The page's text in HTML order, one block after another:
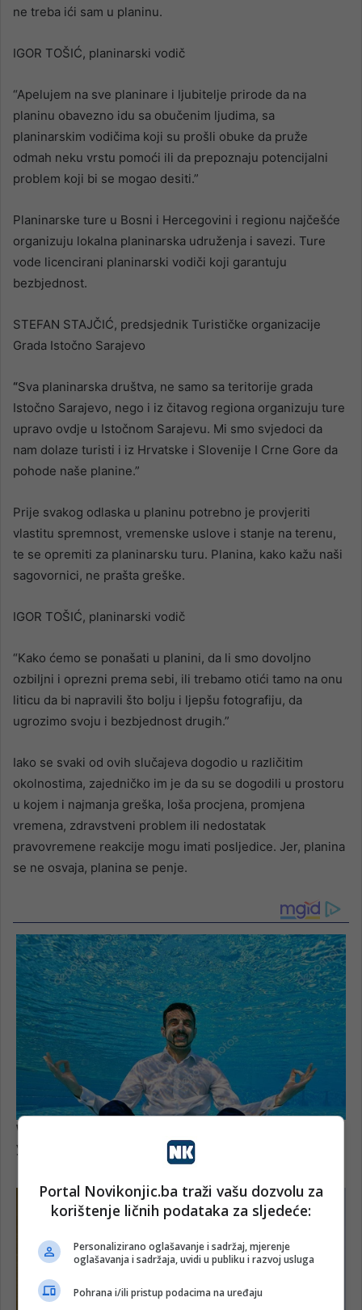
ne treba ići sam u planinu.
IGOR TOŠIĆ, planinarski vodič
“Apelujem na sve planinare i ljubitelje prirode da na
planinu obavezno idu sa obučenim ljudima, sa
planinarskim vodičima koji su prošli obuke da pruže
odmah neku vrstu pomoći ili da prepoznaju potencijalni
problem koji bi se mogao desiti.”
Planinarske ture u Bosni i Hercegovini i regionu najčešće
organizuju lokalna planinarska udruženja i savezi. Ture
vode licencirani planinarski vodiči koji garantuju
bezbjednost.
STEFAN STAJČIĆ, predsjednik Turističke organizacije
Grada Istočno Sarajevo
“Sva planinarska društva, ne samo sa teritorije grada
Istočno Sarajevo, nego i iz čitavog regiona organizuju ture
upravo ovdje u Istočnom Sarajevu. Mi smo svjedoci da
nam dolaze turisti i iz Hrvatske i Slovenije I Crne Gore da
pohode naše planine.”
Prije svakog odlaska u planinu potrebno je provjeriti
vlastitu spremnost, vremenske uslove i stanje na terenu,
te se opremiti za planinarsku turu. Planina, kako kažu naši
sagovornici, ne prašta greške.
IGOR TOŠIĆ, planinarski vodič
“Kako ćemo se ponašati u planini, da li smo dovoljno
ozbiljni i oprezni prema sebi, ili trebamo otići tamo na onu
liticu da bi napravili što bolju i ljepšu fotografiju, da
ugrozimo svoju i bezbjednost drugih.”
Iako se svaki od ovih slučajeva dogodio u različitim
okolnostima, zajedničko im je da su se dogodili u prostoru
u kojem i najmanja greška, loša procjena, promjena
vremena, zdravstveni problem ili nedostatak
pravovremene reakcije mogu imati posljedice. Jer, planina
se ne osvaja, planina se penje.
Portal Novikonjic.ba traži vašu dozvolu za
korištenje ličnih podataka za sljedeće:
Personalizirano oglašavanje i sadržaj, mjerenje
oglašavanja i sadržaja, uvidi u publiku i razvoj usluga
Pohrana i/ili pristup podacima na uređaju